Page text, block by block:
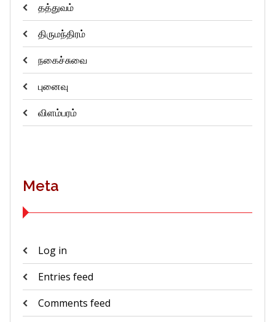
தத்துவம்
திருமந்திரம்
நகைச்சுவை
புனைவு
விளம்பரம்
Meta
Log in
Entries feed
Comments feed